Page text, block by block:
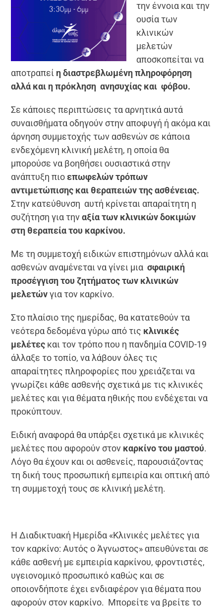
την έννοια και την
ουσία των
κλινικών
μελετών
αποσκοπείται να
αποτραπεί η διαστρεβλωμένη πληροφόρηση
αλλά και η πρόκληση ανησυχίας και φόβου.
Σε κάποιες περιπτώσεις τα αρνητικά αυτά
συναισθήματα οδηγούν στην αποφυγή ή ακόμα και
άρνηση συμμετοχής των ασθενών σε κάποια
ενδεχόμενη κλινική μελέτη, η οποία θα
μπορούσε να βοηθήσει ουσιαστικά στην
ανάπτυξη πιο επωφελών τρόπων
αντιμετώπισης και θεραπειών της ασθένειας.
Στην κατεύθυνση αυτή κρίνεται απαραίτητη η
συζήτηση για τηναξία των κλινικών δοκιμών
στη θεραπεία του καρκίνου.
Με τη συμμετοχή ειδικών επιστημόνων αλλά και
ασθενών αναμένεται να γίνει μιασφαιρική
προσέγγιση του ζητήματος των κλινικών
μελετώνγια τον καρκίνο.
Στο πλαίσιο της ημερίδας, θα κατατεθούν τα
νεότερα δεδομένα γύρω από τις κλινικές
μελέτες και τον τρόπο που η πανδημία COVID-19
άλλαξε το τοπίο, να λάβουν όλες τις
απαραίτητες πληροφορίες που χρειάζεται να
γνωρίζει κάθε ασθενής σχετικά με τις κλινικές
μελέτες και για θέματα ηθικής που ενδέχεται να
προκύπτουν.
Ειδική αναφορά θα υπάρξει σχετικά με κλινικές
μελέτες που αφορούν στον καρκίνο του μαστού.
Λόγο θα έχουν και οι ασθενείς, παρουσιάζοντας
τη δική τους προσωπική εμπειρία και οπτική από
τη συμμετοχή τους σε κλινική μελέτη.
Η Διαδικτυακή Ημερίδα «Κλινικές μελέτες για
τον καρκίνο: Αυτός ο Άγνωστος» απευθύνεται σε
κάθε ασθενή με εμπειρία καρκίνου, φροντιστές,
υγειονομικό προσωπικό καθώς και σε
οποιονδήποτε έχει ενδιαφέρον για θέματα που
αφορούν στον καρκίνο. Μπορείτε να βρείτε το